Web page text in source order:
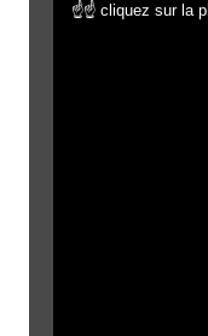
☝☝ cliquez sur la